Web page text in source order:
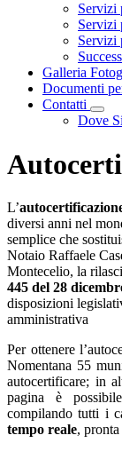
Servizi
Servizi
Servizi
Galleria
Documenti
Contatti
Dove
L’
diversi anni nel
semplice che
Notaio Raffaele
Montecelio, la
445 del 28
disposizioni
amministrativa
Per ottenere
Nomentana 55
autocertificare; in
pagina è
compilando tutti i
tempo reale,